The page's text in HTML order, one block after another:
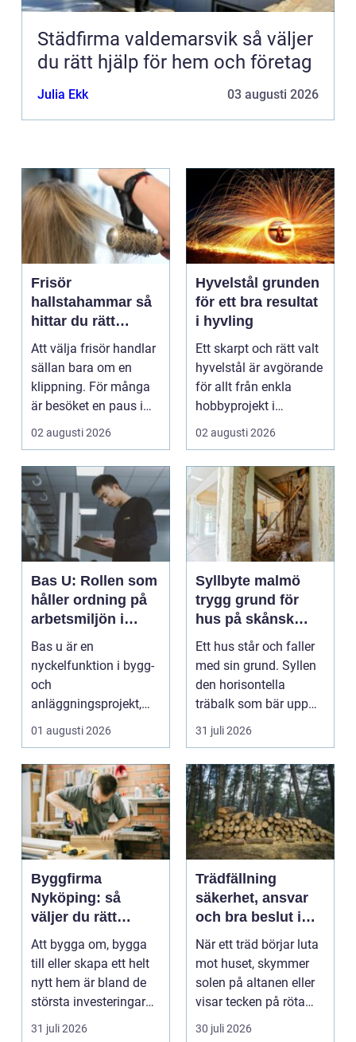
Städfirma valdemarsvik så väljer
du rätt hjälp för hem och företag
Julia Ekk 03 augusti 2026
Frisör
hallstahammar så
hittar du rätt
salong för stil,
kvalitet och känsla
Att välja frisör handlar
sällan bara om en
klippning. För många
är besöket en paus i
vardagen, ett s...
02 augusti 2026
Hyvelstål grunden
för ett bra resultat
i hyvling
Ett skarpt och rätt valt
hyvelstål är avgörande
för allt från enkla
hobbyprojekt i
verkstaden till k...
02 augusti 2026
Bas U: Rollen som
håller ordning på
arbetsmiljön i
byggprojekt
Bas u är en
nyckelfunktion i bygg-
och
anläggningsprojekt,
med ansvar för att
arbetsm...
01 augusti 2026
Syllbyte malmö
trygg grund för
hus på skånsk
mark
Ett hus står och faller
med sin grund. Syllen
den horisontella
träbalk som bär upp
väggarna mot pla...
31 juli 2026
Byggfirma
Nyköping: så
väljer du rätt
partner för ditt
projekt
Att bygga om, bygga
till eller skapa ett helt
nytt hem är bland de
största investeringar
m...
31 juli 2026
Trädfällning
säkerhet, ansvar
och bra beslut i
trädgården
När ett träd börjar luta
mot huset, skymmer
solen på altanen eller
visar tecken på röta
uppstår ofta...
30 juli 2026